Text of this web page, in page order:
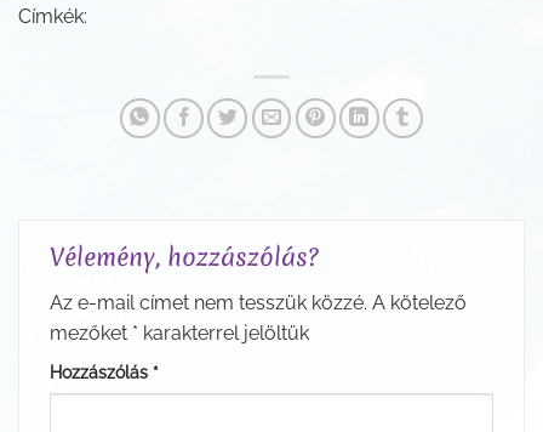
Címkék:
Vélemény, hozzászólás?
Az e-mail címet nem tesszük közzé. A kötelező
mezőket * karakterrel jelöltük
Hozzászólás *